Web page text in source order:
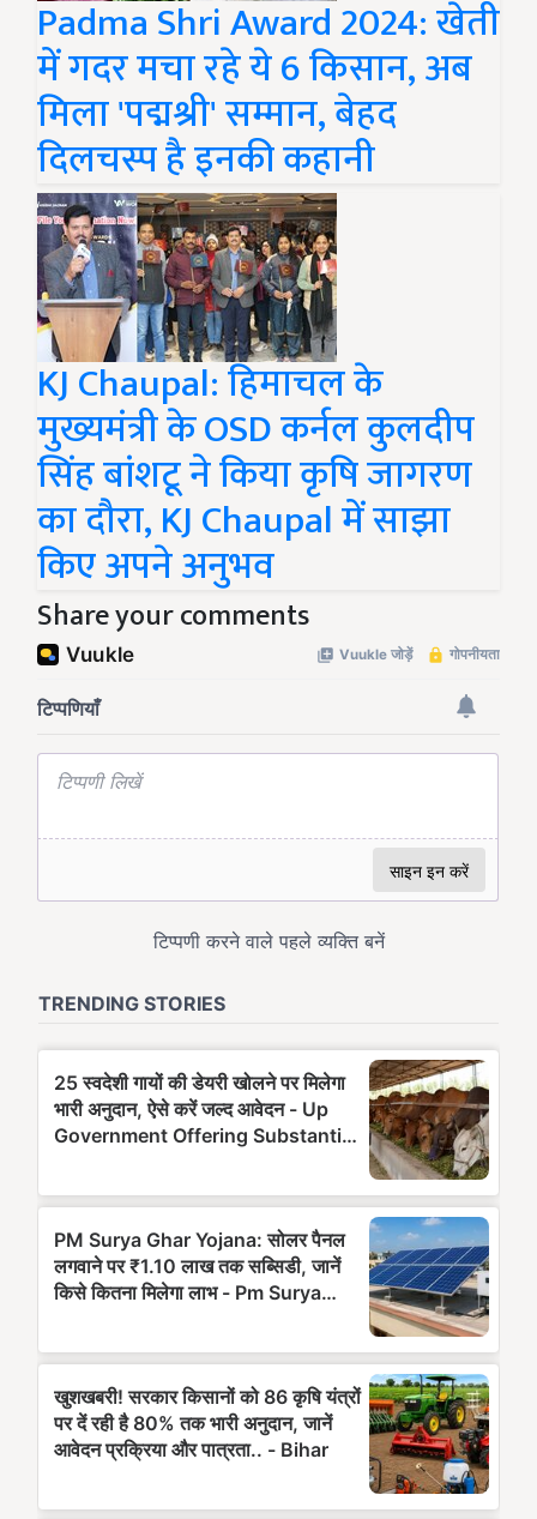
Padma Shri Award 2024: खेती
में गदर मचा रहे ये 6 किसान, अब
मिला 'पद्मश्री' सम्मान, बेहद
दिलचस्प है इनकी कहानी
KJ Chaupal: हिमाचल के
मुख्यमंत्री के OSD कर्नल कुलदीप
सिंह बांशटू ने किया कृषि जागरण
का दौरा, KJ Chaupal में साझा
किए अपने अनुभव
Share your comments